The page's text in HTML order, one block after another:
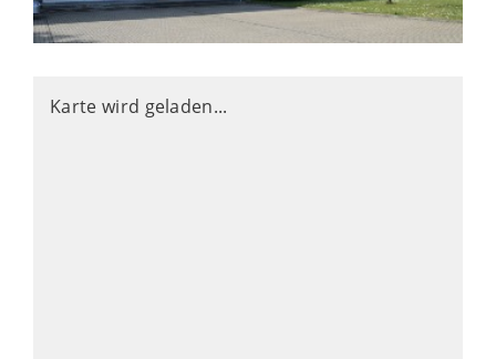
Karte wird geladen...